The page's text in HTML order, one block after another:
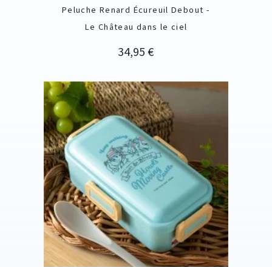
Peluche Renard Écureuil Debout -
Le Château dans le ciel
Prix
34,95 €